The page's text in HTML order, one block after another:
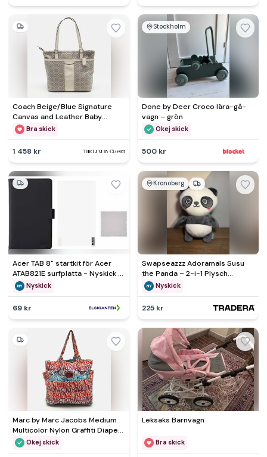
Coach Beige/Blue Signature
Canvas and Leather Baby
Diaper Tote
Bra skick
1 458 kr
Stockholm
Done by Deer Croco lära-gå-
vagn – grön
Okej skick
500 kr
Acer TAB 8" startkit för Acer
ATAB821E surfplatta - Nyskick -
originalförpackning saknas
Nyskick
69 kr
Kronoberg
Swapseazzz Adoramals Susu
the Panda – 2-i-1 Plysch
Resekudde & Leksak
Nyskick
225 kr
Marc by Marc Jacobs Medium
Multicolor Nylon Graffiti Diaper
ToteOkej skick
Leksaks Barnvagn
Bra skick